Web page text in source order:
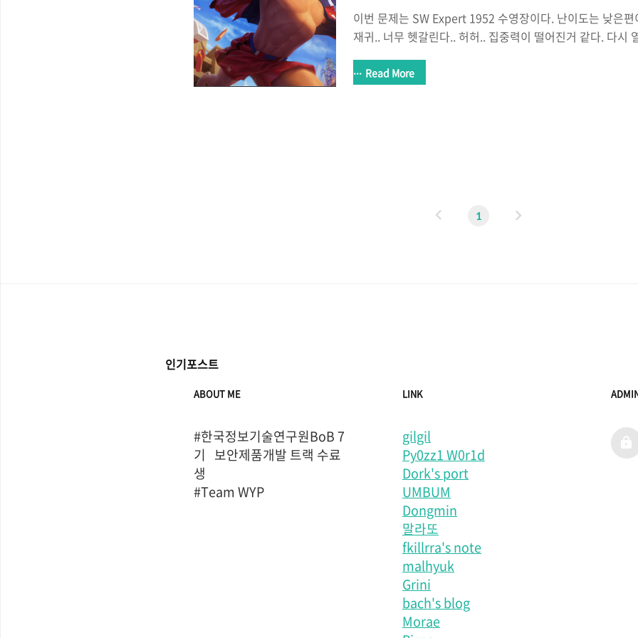
이번 문제는 SW Expert 1952 수영장이다. 난이도는 낮은
재귀.. 너무 헷갈린다.. 허허.. 집중력이 떨어진거 같다. 다시
학습 컨텐츠를 확인하세요! swexpertacademy.com 1 2 3 4 5 6 7 8 9 10 11 12 13
Read More
1
다
인기포스트
ABOUT ME
#한국정보기술연구원BoB 7
기   보안제품개발 트랙 수료
생
#Team WYP
LINK
gilgil
Py0zz1 W0r1d
Dork's port
UMBUM
Dongmin
말라또
fkillrra's note
malhyuk
Grini
bach's blog
Morae